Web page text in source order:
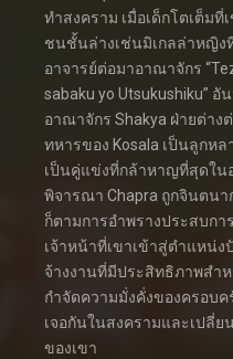
ทำสงคราม เมื่อเด็กโตเต็ม
ชนชั้นล่างเช่นมิเกลล่าหญิง
อาจารย์ต่อมาอาณาจักร
sabaku yo Utsukushiku”
อาณาจักร Shakya ฝ่ายต่าง
ทหารของ Kosala เป็นลูกห
เป็นคู่แข่งที่กล้าหาญที่สุดใน
พิจารณา Chapra ถูกจินตน
ก็ตามการอำพรางประสบก
เจ้าหน้าที่เขาเข้าสู่ตำแหน่ง
จ้างงานที่มีประสิทธิภาพสำ
กำจัดความมั่งคั่งของครอบค
เจอกันในสงครามและเปลี่
ของเขา